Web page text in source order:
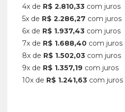
4x de R$ 2.810,33 com juros
5x de R$ 2.286,27 com juros
6x de R$ 1.937,43 com juros
7x de R$ 1.688,40 com juros
8x de R$ 1.502,03 com juros
9x de R$ 1.357,19 com juros
10x de R$ 1.241,63 com juros